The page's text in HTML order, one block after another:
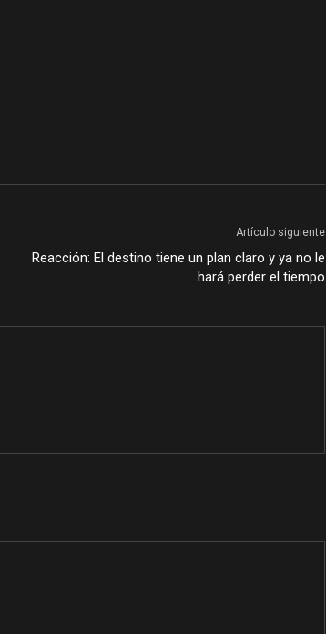
Artículo siguiente
Reacción: El destino tiene un plan claro y ya no le
hará perder el tiempo